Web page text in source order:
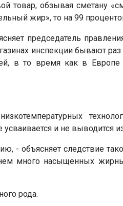
товар, обзывая сметану
жир», то на 99
председатель
инспекции бывают раз
в то время как в Европе
и не выводится
- объясняет следствие
много насыщенных
рода.